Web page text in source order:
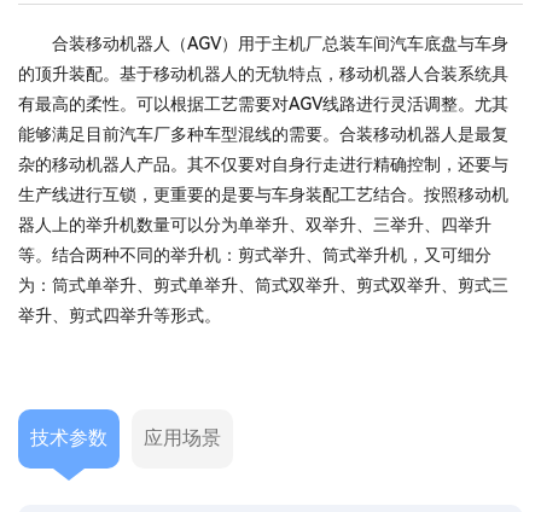
合装移动机器人（AGV）用于主机厂总装车间汽车底盘与车身
的顶升装配。基于移动机器人的无轨特点，移动机器人合装系统具
有最高的柔性。可以根据工艺需要对AGV线路进行灵活调整。尤其
能够满足目前汽车厂多种车型混线的需要。合装移动机器人是最复
杂的移动机器人产品。其不仅要对自身行走进行精确控制，还要与
生产线进行互锁，更重要的是要与车身装配工艺结合。按照移动机
器人上的举升机数量可以分为单举升、双举升、三举升、四举升
等。结合两种不同的举升机：剪式举升、筒式举升机，又可细分
为：筒式单举升、剪式单举升、筒式双举升、剪式双举升、剪式三
举升、剪式四举升等形式。
技术参数 应用场景